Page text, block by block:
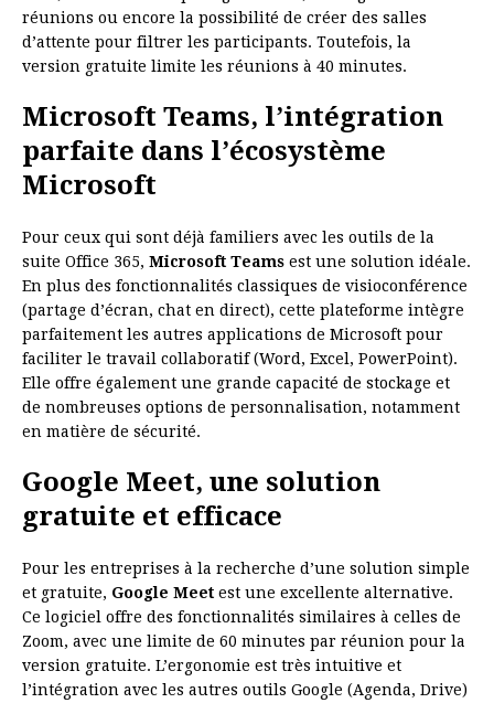
réunions ou encore la possibilité de créer des salles
d’attente pour filtrer les participants. Toutefois, la
version gratuite limite les réunions à 40 minutes.
Microsoft Teams, l’intégration
parfaite dans l’écosystème
Microsoft
Pour ceux qui sont déjà familiers avec les outils de la
suite Office 365, Microsoft Teams est une solution idéale.
En plus des fonctionnalités classiques de visioconférence
(partage d’écran, chat en direct), cette plateforme intègre
parfaitement les autres applications de Microsoft pour
faciliter le travail collaboratif (Word, Excel, PowerPoint).
Elle offre également une grande capacité de stockage et
de nombreuses options de personnalisation, notamment
en matière de sécurité.
Google Meet, une solution
gratuite et efficace
Pour les entreprises à la recherche d’une solution simple
et gratuite, Google Meet est une excellente alternative.
Ce logiciel offre des fonctionnalités similaires à celles de
Zoom, avec une limite de 60 minutes par réunion pour la
version gratuite. L’ergonomie est très intuitive et
l’intégration avec les autres outils Google (Agenda, Drive)